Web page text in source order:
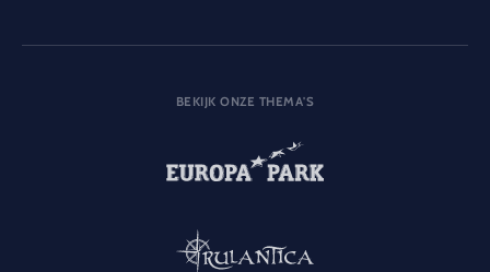
BEKIJK ONZE THEMA'S